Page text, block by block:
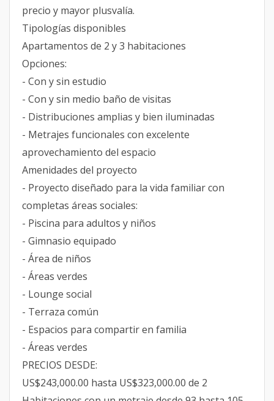
precio y mayor plusvalía.
Tipologías disponibles
Apartamentos de 2 y 3 habitaciones
Opciones:
- Con y sin estudio
- Con y sin medio baño de visitas
- Distribuciones amplias y bien iluminadas
- Metrajes funcionales con excelente
aprovechamiento del espacio
Amenidades del proyecto
- Proyecto diseñado para la vida familiar con
completas áreas sociales:
- Piscina para adultos y niños
- Gimnasio equipado
- Área de niños
- Áreas verdes
- Lounge social
- Terraza común
- Espacios para compartir en familia
- Áreas verdes
PRECIOS DESDE:
US$243,000.00 hasta US$323,000.00 de 2